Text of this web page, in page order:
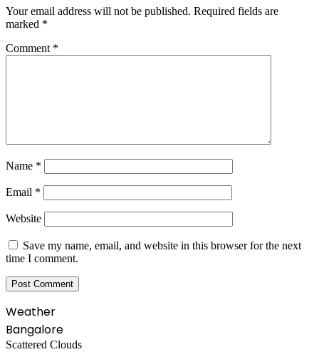
Your email address will not be published. Required fields are
marked *
Comment *
Name *
Email *
Website
Save my name, email, and website in this browser for the next
time I comment.
Weather
Bangalore
Scattered Clouds